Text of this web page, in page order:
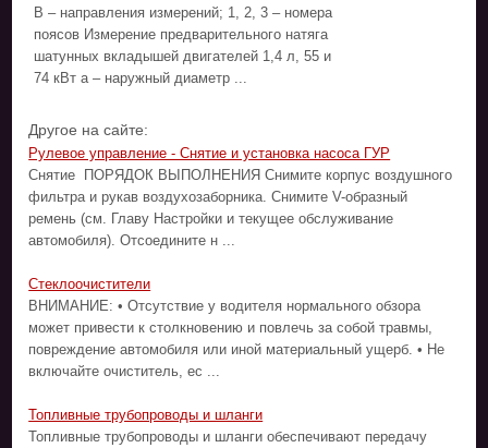
В – направления измерений; 1, 2, 3 – номера
поясов Измерение предварительного натяга
шатунных вкладышей двигателей 1,4 л, 55 и
74 кВт a – наружный диаметр ...
Другое на сайте:
Рулевое управление - Снятие и установка насоса ГУР
Снятие ПОРЯДОК ВЫПОЛНЕНИЯ Снимите корпус воздушного
фильтра и рукав воздухозаборника. Снимите V-образный
ремень (см. Главу Настройки и текущее обслуживание
автомобиля). Отсоедините н ...
Стеклоочистители
ВНИМАНИЕ: • Отсутствие у водителя нормального обзора
может привести к столкновению и повлечь за собой травмы,
повреждение автомобиля или иной материальный ущерб. • Не
включайте очиститель, ес ...
Топливные трубопроводы и шланги
Топливные трубопроводы и шланги обеспечивают передачу